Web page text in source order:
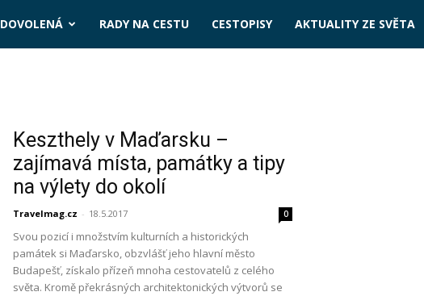
DOVOLENÁ RADY NA CESTU CESTOPISY AKTUALITY ZE SVĚTA
Keszthely v Maďarsku –
zajímavá místa, památky a tipy
na výlety do okolí
Travelmag.cz - 18.5.2017 0
Svou pozicí i množstvím kulturních a historických
památek si Maďarsko, obzvlášť jeho hlavní město
Budapešť, získalo přízeň mnoha cestovatelů z celého
světa. Kromě překrásných architektonických výtvorů se